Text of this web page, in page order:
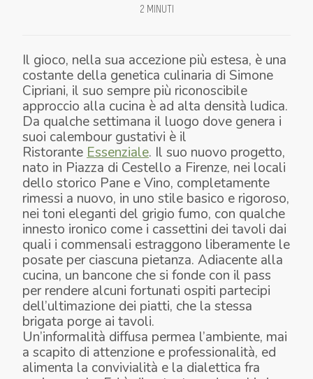
2 MINUTI
Il gioco, nella sua accezione più estesa, è una
costante della genetica culinaria di Simone
Cipriani, il suo sempre più riconoscibile
approccio alla cucina è ad alta densità ludica.
Da qualche settimana il luogo dove genera i
suoi calembour gustativi è il
Ristorante Essenziale. Il suo nuovo progetto,
nato in Piazza di Cestello a Firenze, nei locali
dello storico Pane e Vino, completamente
rimessi a nuovo, in uno stile basico e rigoroso,
nei toni eleganti del grigio fumo, con qualche
innesto ironico come i cassettini dei tavoli dai
quali i commensali estraggono liberamente le
posate per ciascuna pietanza. Adiacente alla
cucina, un bancone che si fonde con il pass
per rendere alcuni fortunati ospiti partecipi
dell’ultimazione dei piatti, che la stessa
brigata porge ai tavoli.
Un’informalità diffusa permea l’ambiente, mai
a scapito di attenzione e professionalità, ed
alimenta la convivialità e la dialettica fra